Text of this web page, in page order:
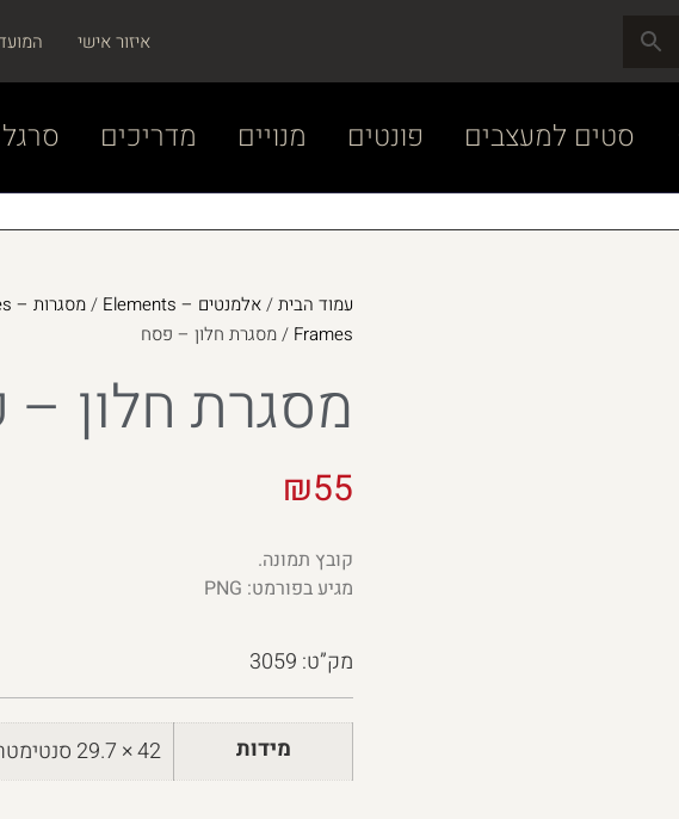
איזור אישי
סטים למעצבים פונטים מנויים מדריכים
עמוד הבית/אלמנטים – Elements /מסגרות – Frames
Frames / מסגרת חלון – פסח
מסגרת חלון
₪55
קובץ תמונה.
מגיע בפורמט: PNG
מק”ט: 3059
מידות 42 × 29.7 סנטימטרים